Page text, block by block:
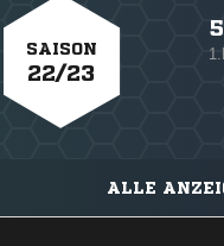
SAISON
22/23
ALLE